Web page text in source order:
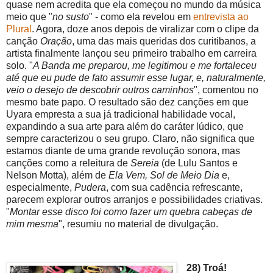
quase nem acredita que ela começou no mundo da música
meio que "no susto" - como ela revelou em entrevista ao
Plural . Agora, doze anos depois de viralizar com o clipe da
canção Oração, uma das mais queridas dos curitibanos, a
artista finalmente lançou seu primeiro trabalho em carreira
solo. "A Banda me preparou, me legitimou e me fortaleceu
até que eu pude de fato assumir esse lugar, e, naturalmente,
veio o desejo de descobrir outros caminhos", comentou no
mesmo bate papo. O resultado são dez canções em que
Uyara empresta a sua já tradicional habilidade vocal,
expandindo a sua arte para além do caráter lúdico, que
sempre caracterizou o seu grupo. Claro, não significa que
estamos diante de uma grande revolução sonora, mas
canções como a releitura de Sereia (de Lulu Santos e
Nelson Motta), além de Ela Vem, Sol de Meio Dia e,
especialmente, Pudera, com sua cadência refrescante,
parecem explorar outros arranjos e possibilidades criativas.
"Montar esse disco foi como fazer um quebra cabeças de
mim mesma", resumiu no material de divulgação.
28) Troá!